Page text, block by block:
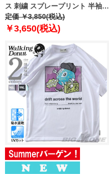
ス 刺繍 スプレープリント 半袖 T
シャツ 吸水速乾 UVカット 春夏
新作 12625128
定価 ￥3,850(税込)
￥3,650(税込)